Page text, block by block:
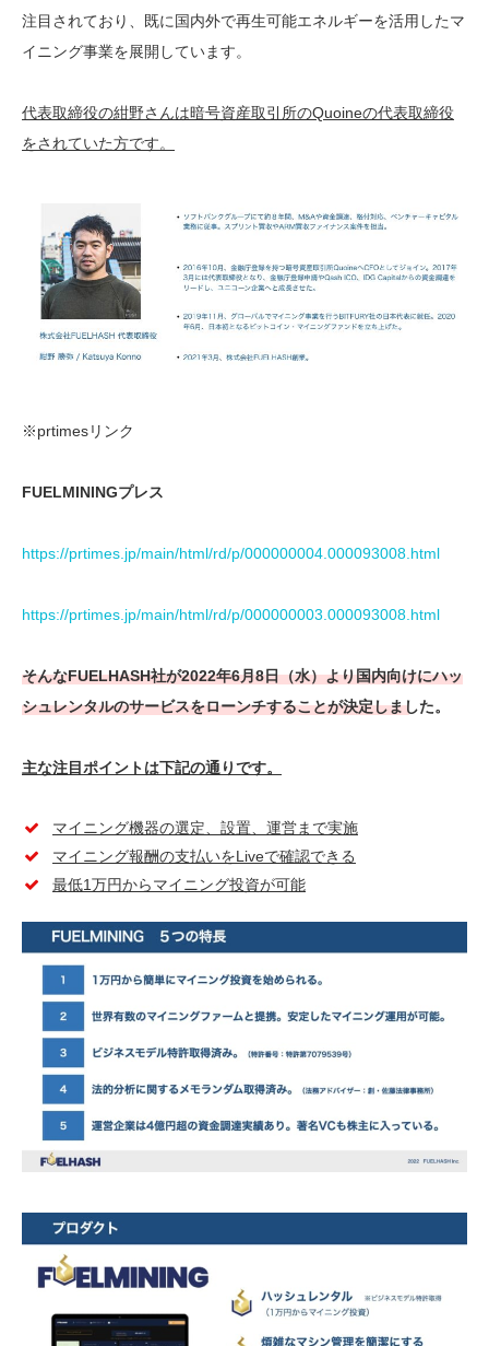
注目されており、既に国内外で再生可能エネルギーを活用したマ
イニング事業を展開しています。
代表取締役の紺野さんは暗号資産取引所のQuoineの代表取締役
をされていた方です。
※prtimesリンク
FUELMININGプレス
https://prtimes.jp/main/html/rd/p/000000004.000093008.html
https://prtimes.jp/main/html/rd/p/000000003.000093008.html
そんなFUELHASH社が2022年6月8日（水）より国内向けにハッ
シュレンタルのサービスをローンチすることが決定しました。
主な注目ポイントは下記の通りです。
マイニング機器の選定、設置、運営まで実施
マイニング報酬の支払いをLiveで確認できる
最低1万円からマイニング投資が可能